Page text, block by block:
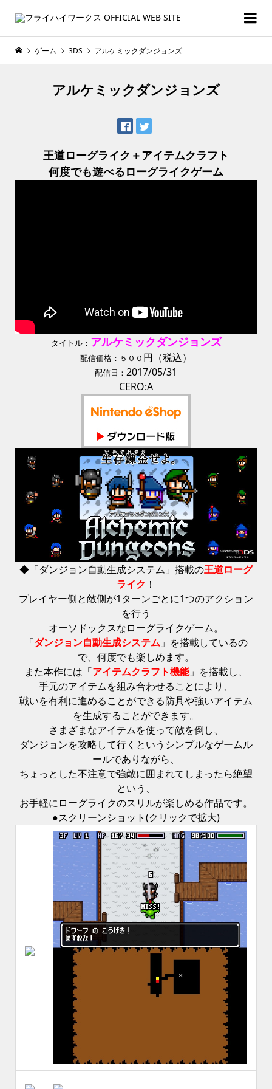
ゲーム 3DS アルケミックダンジョンズ
アルケミックダンジョンズ
王道ローグライク＋アイテムクラフト
何度でも遊べるローグライクゲーム
タイトル： アルケミックダンジョンズ
配信価格：５００ 円（税込）
配信日： 2017/05/31
CERO:A
◆「ダンジョン自動生成システム」搭載の王道ローグ
ライク ！
プレイヤー側と敵側が1ターンごとに1つのアクション
を行う
オーソドックスなローグライクゲーム。
「ダンジョン自動生成システム 」を搭載しているの
で、何度でも楽しめます。
また本作には「アイテムクラフト機能」を搭載し、
手元のアイテムを組み合わせることにより、
戦いを有利に進めることができる防具や強いアイテム
を生成することができます。
さまざまなアイテムを使って敵を倒し、
ダンジョンを攻略して行くというシンプルなゲームル
ールでありながら、
ちょっとした不注意で強敵に囲まれてしまったら絶望
という、
お手軽にローグライクのスリルが楽しめる作品です。
●スクリーンショット(クリックで拡大)